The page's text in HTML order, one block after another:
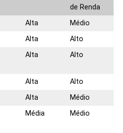
de Renda
Alta
Médio
Alta
Alto
Alta Alto
Alta
Alto
Alta
Médio
Média Médio